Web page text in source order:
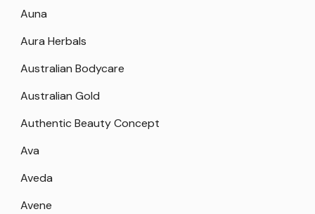
Auna
Aura Herbals
Australian Bodycare
Australian Gold
Authentic Beauty Concept
Ava
Aveda
Avene